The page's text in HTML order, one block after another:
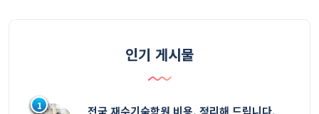
인기 게시물
1